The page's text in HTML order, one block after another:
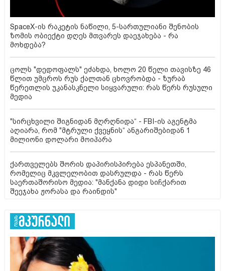
SpaceX-ის რაკეტის ნაწილი, 5-სართულიანი შენობის
ზომის ობიექტი დღეს მთვარეს დაეჯახება - რა
მოხდება?
ცოლს "დედოფალს" ეძახდა, ხოლო 20 წელი თავისზე 46
წლით უმცროს რუს ქალთან ცხოვრობდა - ზურაბ
წერეთლის უკანასკნელი სიყვარული: რას წერს რუსული
მედია
"სირცხვილი შიგნიდან მღრღნიდა“ - FBI-ის აგენტმა
აღიარა, რომ "მტრული ქვეყნის“ ანგარიშებიდან 1
მილიონი დოლარი მოიპარა
ქართველებს შორის დაპირისპირება ესპანეთში,
რომელიც მკვლელობით დასრულდა - რას წერს
საერთაშორისო მედია: "მანქანა დიდი სიჩქარით
შეეჯახა ჟორასა და რაინდის"